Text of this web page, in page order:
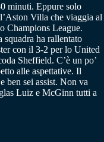
minuti. Eppure solo
Villa che viaggia al
Champions League.
ha rallentato
con il 3-2 per lo United
Sheffield. C’è un po’
alle aspettative. Il
ben sei assist. Non va
Luiz e McGinn tutti a